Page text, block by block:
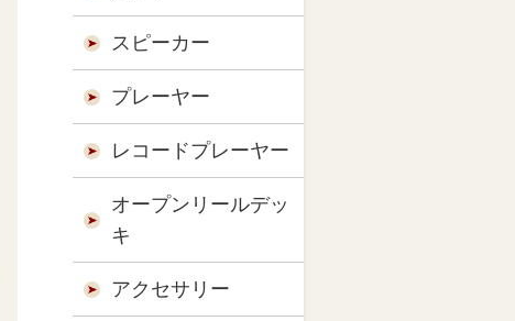
スピーカー
プレーヤー
レコードプレーヤー
オープンリールデッ
キ
アクセサリー